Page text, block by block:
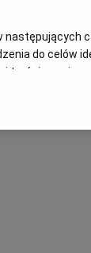
następujących
do celów
treści, pomiar